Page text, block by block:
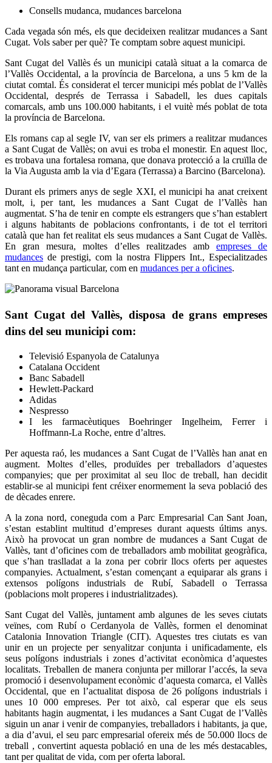
Consells mudanca, mudances barcelona
Cada vegada són més, els que decideixen realitzar mudances a Sant
Cugat. Vols saber per què? Te comptam sobre aquest municipi.
Sant Cugat del Vallès és un municipi català situat a la comarca de
l’Vallès Occidental, a la província de Barcelona, ​​a uns 5 km de la
ciutat comtal. És considerat el tercer municipi més poblat de l’Vallès
Occidental, després de Terrassa i Sabadell, les dues capitals
comarcals, amb uns 100.000 habitants, i el vuitè més poblat de tota
la província de Barcelona.
Els romans cap al segle IV, van ser els primers a realitzar mudances
a Sant Cugat de Vallès; on avui es troba el monestir. En aquest lloc,
es trobava una fortalesa romana, que donava protecció a la cruïlla de
la Via Augusta amb la via d’Egara (Terrassa) a Barcino (Barcelona).
Durant els primers anys de segle XXI, el municipi ha anat creixent
molt, i, per tant, les mudances a Sant Cugat de l’Vallès han
augmentat. S’ha de tenir en compte els estrangers que s’han establert
i alguns habitants de poblacions confrontants, i de tot el territori
català que han fet realitat els seus mudances a Sant Cugat de Vallès.
En gran mesura, moltes d’elles realitzades amb empreses de
mudances de prestigi, com la nostra Flippers Int., Especialitzades
tant en mudança particular, com en mudances per a oficines.
Sant Cugat del Vallès, disposa de grans empreses
dins del seu municipi com:
Televisió Espanyola de Catalunya
Catalana Occident
Banc Sabadell
Hewlett-Packard
Adidas
Nespresso
I les farmacèutiques Boehringer Ingelheim, Ferrer i
Hoffmann-La Roche, entre d’altres.
Per aquesta raó, les mudances a Sant Cugat de l’Vallès han anat en
augment. Moltes d’elles, produïdes per treballadors d’aquestes
companyies; que per proximitat al seu lloc de treball, han decidit
establir-se al municipi fent créixer enormement la seva població des
de dècades enrere.
A la zona nord, coneguda com a Parc Empresarial Can Sant Joan,
s’estan establint multitud d’empreses durant aquests últims anys.
Això ha provocat un gran nombre de mudances a Sant Cugat de
Vallès, tant d’oficines com de treballadors amb mobilitat geogràfica,
que s’han traslladat a la zona per cobrir llocs oferts per aquestes
companyies. Actualment, s’estan començant a equiparar als grans i
extensos polígons industrials de Rubí, Sabadell o Terrassa
(poblacions molt properes i industrialitzades).
Sant Cugat del Vallès, juntament amb algunes de les seves ciutats
veïnes, com Rubí o Cerdanyola de Vallès, formen el denominat
Catalonia Innovation Triangle (CIT). Aquestes tres ciutats es van
unir en un projecte per senyalitzar conjunta i unificadamente, els
seus polígons industrials i zones d’activitat econòmica d’aquestes
localitats. Treballen de manera conjunta per millorar l’accés, la seva
promoció i desenvolupament econòmic d’aquesta comarca, el Vallès
Occidental, que en l’actualitat disposa de 26 polígons industrials i
unes 10 000 empreses. Per tot això, cal esperar que els seus
habitants hagin augmentat, i les mudances a Sant Cugat de l’Vallès
siguin un anar i venir de companyies, treballadors i habitants, ja que,
a dia d’avui, el seu parc empresarial ofereix més de 50.000 llocs de
treball , convertint aquesta població en una de les més destacables,
tant per qualitat de vida, com per oferta laboral.